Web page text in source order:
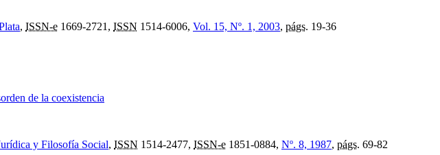
, ISSN-e 1669-2721, ISSN 1514-6006, Vol. 15, Nº. 1, 2003, págs. 19-36
de la coexistencia
y Filosofía Social, ISSN 1514-2477, ISSN-e 1851-0884, Nº. 8, 1987, págs. 69-82